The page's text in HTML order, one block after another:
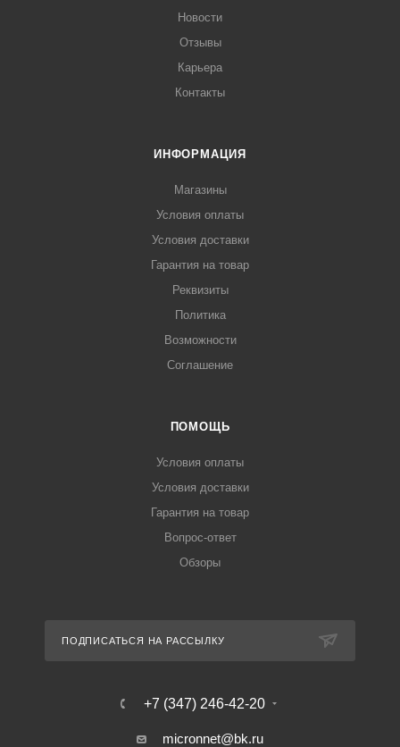
Новости
Отзывы
Карьера
Контакты
ИНФОРМАЦИЯ
Магазины
Условия оплаты
Условия доставки
Гарантия на товар
Реквизиты
Политика
Возможности
Соглашение
ПОМОЩЬ
Условия оплаты
Условия доставки
Гарантия на товар
Вопрос-ответ
Обзоры
ПОДПИСАТЬСЯ НА РАССЫЛКУ
+7 (347) 246-42-20
micronnet@bk.ru